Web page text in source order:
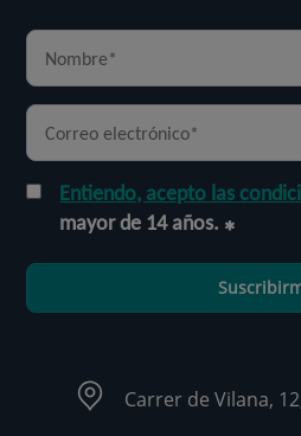
Entiendo, acepto las
mayor de 14 años.
Carrer de Vilana,